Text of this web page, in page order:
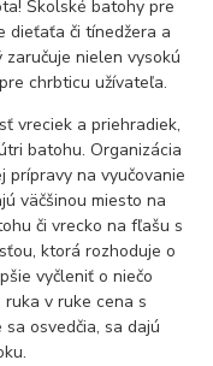
Školské batohy pre
dieťaťa či tínedžera a
nielen vysokú
chrbticu užívateľa.
vreciek a priehradiek,
batohu. Organizácia
prípravy na vyučovanie
väčšinou miesto na
či vrecko na fľašu s
ktorá rozhoduje o
vyčleniť o niečo
v ruke cena s
osvedčia, sa dajú